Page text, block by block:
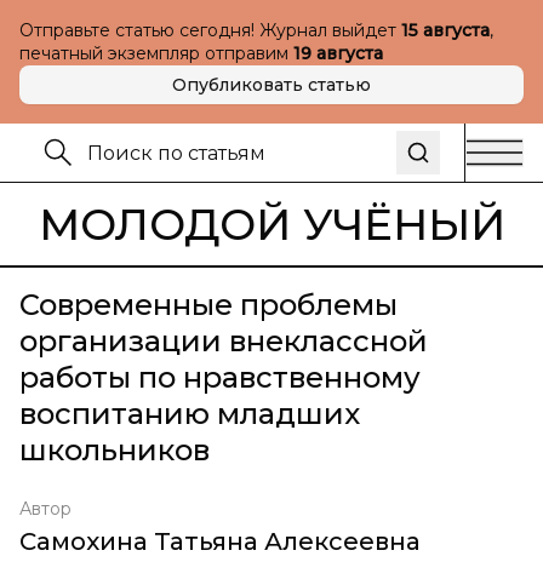
Отправьте статью сегодня! Журнал выйдет 15 августа,
печатный экземпляр отправим 19 августа
Опубликовать статью
МОЛОДОЙ УЧЁНЫЙ
Современные проблемы
организации внеклассной
работы по нравственному
воспитанию младших
школьников
Автор
Самохина Татьяна Алексеевна